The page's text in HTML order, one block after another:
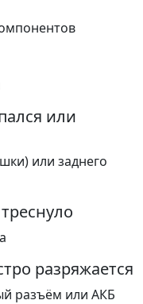
или
или заднего
разряжается
разъём или АКБ